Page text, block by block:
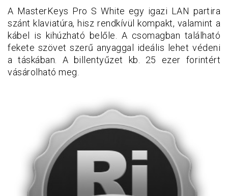
A MasterKeys Pro S White egy igazi LAN partira
szánt klaviatúra, hisz rendkívül kompakt, valamint a
kábel is kihúzható belőle. A csomagban található
fekete szövet szerű anyaggal ideális lehet védeni
a táskában. A billentyűzet kb. 25 ezer forintért
vásárolható meg.